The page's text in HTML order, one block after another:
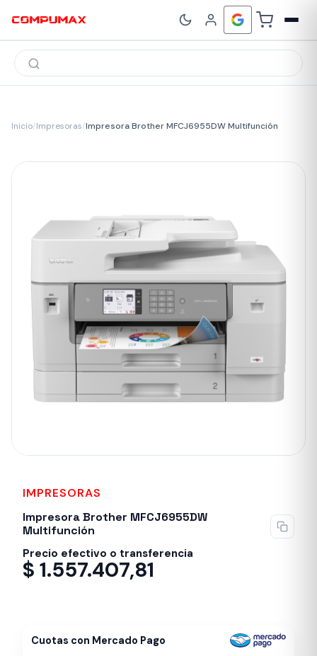
Búsqueda
de
productos
Inicio/Impresoras/Impresora Brother MFCJ6955DW Multifunción
IMPRESORAS
Impresora Brother MFCJ6955DW
Multifunción
Precio efectivo o transferencia
$ 1.557.407,81
Cuotas con Mercado Pago